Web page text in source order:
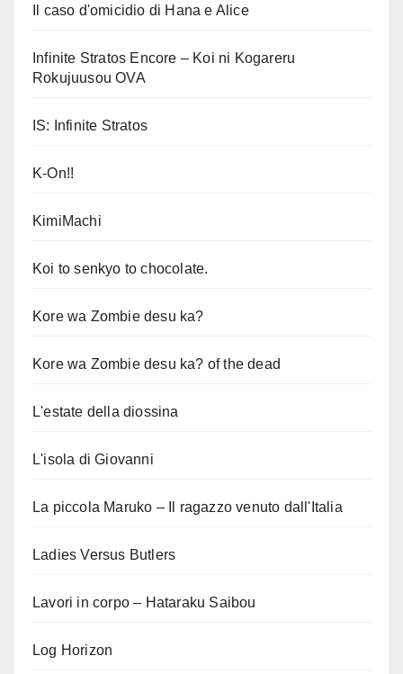
Il caso d'omicidio di Hana e Alice
Infinite Stratos Encore – Koi ni Kogareru
Rokujuusou OVA
IS: Infinite Stratos
K-On!!
KimiMachi
Koi to senkyo to chocolate.
Kore wa Zombie desu ka?
Kore wa Zombie desu ka? of the dead
L'estate della diossina
L'isola di Giovanni
La piccola Maruko – Il ragazzo venuto dall'Italia
Ladies Versus Butlers
Lavori in corpo – Hataraku Saibou
Log Horizon